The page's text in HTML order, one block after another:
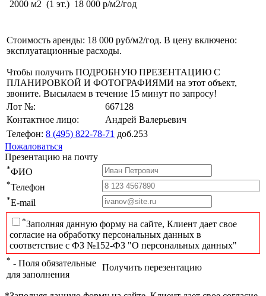
2000 м2 (1 эт.) 18 000 р/м2/год
Стоимость аренды: 18 000 руб/м2/год. В цену включено:
эксплуатационные расходы.
Чтобы получить ПОДРОБНУЮ ПРЕЗЕНТАЦИЮ С
ПЛАНИРОВКОЙ И ФОТОГРАФИЯМИ на этот объект,
звоните. Высылаем в течение 15 минут по запросу!
Лот №:
667128
Контактное лицо:
Андрей Валерьевич
Телефон: 8 (495) 822-78-71 доб.253
Пожаловаться
Презентацию на почту
*ФИО
*Телефон
*E-mail
*Заполняя данную форму на сайте, Клиент дает свое
согласие на обработку персональных данных в
соответствие с ФЗ №152-ФЗ "О персональных данных"
* - Поля обязательные
для заполнения
Получить перезентацию